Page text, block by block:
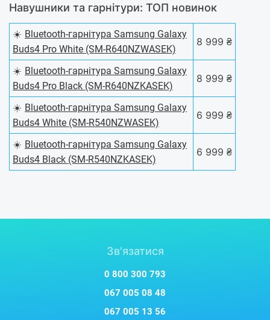
Навушники та гарнітури: ТОП новинок
☀️ Bluetooth-гарнітура Samsung Galaxy
Buds4 Pro White (SM-R640NZWASEK)
8 999 ₴
☀️ Bluetooth-гарнітура Samsung Galaxy
Buds4 Pro Black (SM-R640NZKASEK)
8 999 ₴
☀️ Bluetooth-гарнітура Samsung Galaxy
Buds4 White (SM-R540NZWASEK)
6 999 ₴
☀️ Bluetooth-гарнітура Samsung Galaxy
Buds4 Black (SM-R540NZKASEK)
6 999 ₴
Зв'язатися
0 800 300 793
067 005 08 48
067 005 13 56